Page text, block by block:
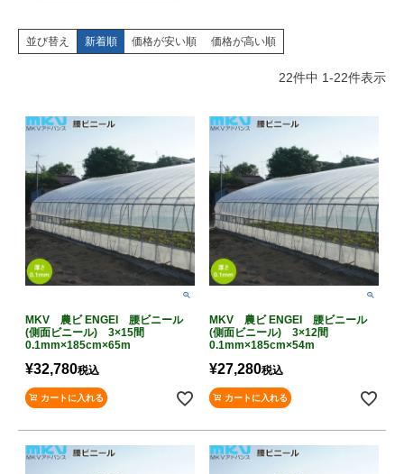
並び替え 新着順 価格が安い順 価格が高い順
22件中 1-22件表示
MKV 農ビ ENGEI 腰ビニール
(側面ビニール) 3×15間
0.1mm×185cm×65m
¥32,780税込
カートに入れる
MKV 農ビ ENGEI 腰ビニール
(側面ビニール) 3×12間
0.1mm×185cm×54m
¥27,280税込
カートに入れる